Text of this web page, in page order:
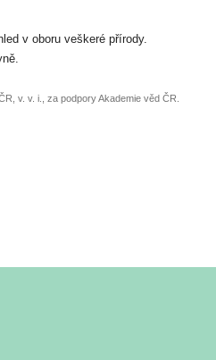
nebo
v oboru veškeré přírody.
v. v. i., za podpory Akademie věd ČR.